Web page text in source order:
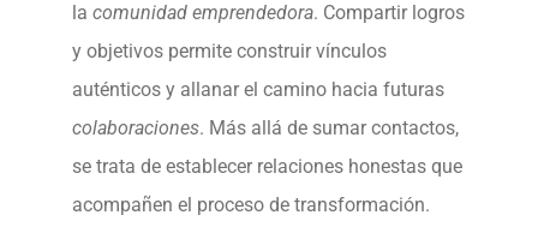
la comunidad emprendedora. Compartir logros
y objetivos permite construir vínculos
auténticos y allanar el camino hacia futuras
colaboraciones. Más allá de sumar contactos,
se trata de establecer relaciones honestas que
acompañen el proceso de transformación.